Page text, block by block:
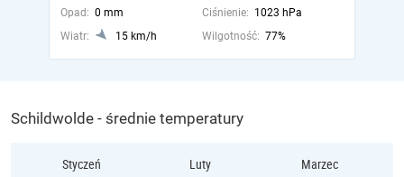
Opad: 0 mm Ciśnienie: 1023 hPa
Wiatr:
15 km/h Wilgotność: 77%
Schildwolde - średnie temperatury
Styczeń Luty Marzec